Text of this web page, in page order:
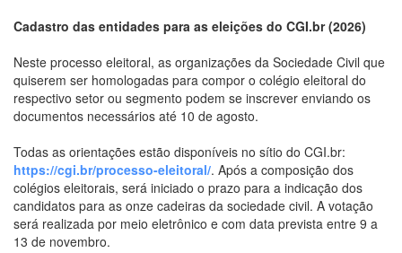
Cadastro das entidades para as eleições do CGI.br (2026)
Neste processo eleitoral, as organizações da Sociedade Civil que
quiserem ser homologadas para compor o colégio eleitoral do
respectivo setor ou segmento podem se inscrever enviando os
documentos necessários até 10 de agosto.
Todas as orientações estão disponíveis no sítio do CGI.br:
https://cgi.br/processo-eleitoral/. Após a composição dos
colégios eleitorais, será iniciado o prazo para a indicação dos
candidatos para as onze cadeiras da sociedade civil. A votação
será realizada por meio eletrônico e com data prevista entre 9 a
13 de novembro.